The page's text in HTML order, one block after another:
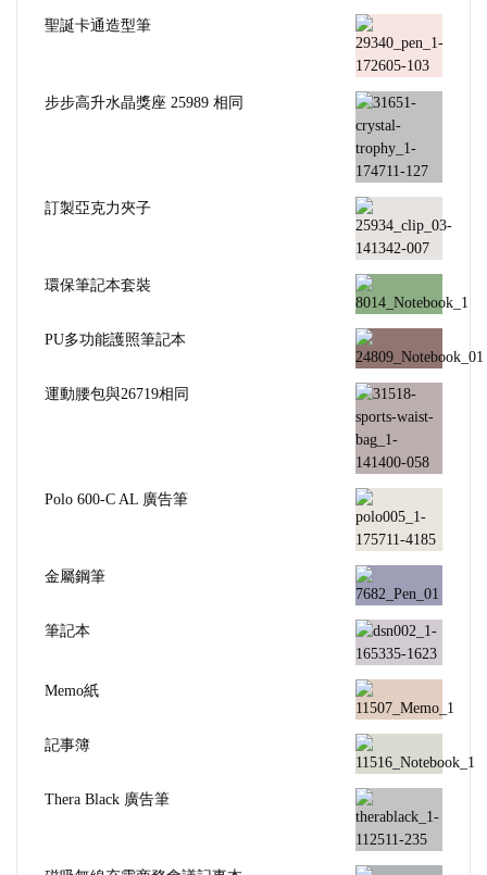
聖誕卡通造型筆
步步高升水晶獎座 25989 相同
訂製亞克力夾子
環保筆記本套裝
PU多功能護照筆記本
運動腰包與26719相同
Polo 600-C AL 廣告筆
金屬鋼筆
筆記本
Memo紙
記事簿
Thera Black 廣告筆